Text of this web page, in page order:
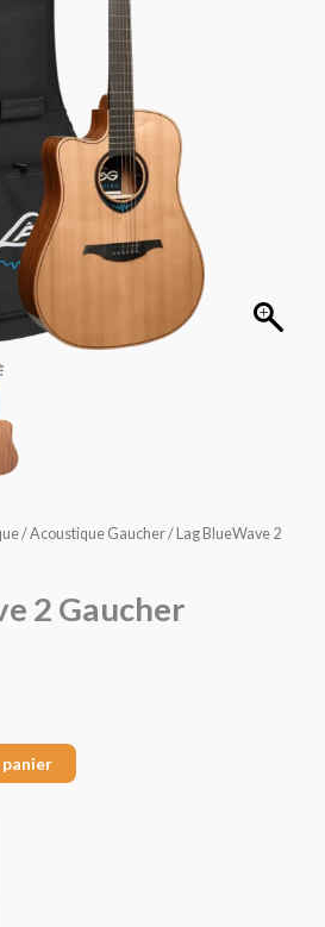
/Acoustique Gaucher/ Lag BlueWave 2
2 Gaucher